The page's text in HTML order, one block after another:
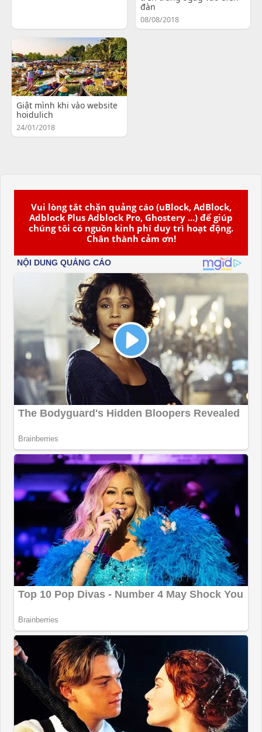
Vui lòng tắt chặn quảng cáo (uBlock, AdBlock,
Adblock Plus Adblock Pro, Ghostery ...) để giúp
chúng tôi có nguồn kinh phí duy trì hoạt động.
Chân thành cảm ơn!
đàn
08/08/2018
Giật mình khi vào website
hoidulich
24/01/2018